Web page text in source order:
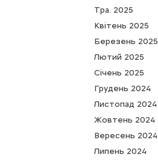
Тра. 2025
Квітень 2025
Березень 2025
Лютий 2025
Cічень 2025
Грудень 2024
Листопад 2024
Жовтень 2024
Вересень 2024
Липень 2024